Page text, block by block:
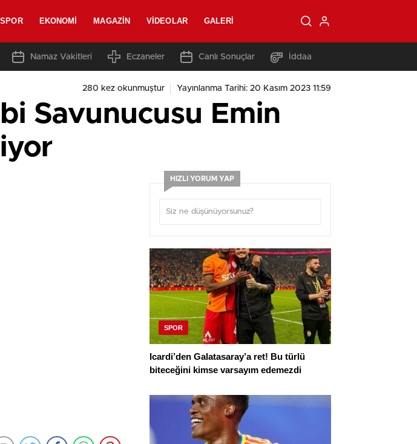
SPOR EKONOMI MAGAZIN VIDEOLAR GALERI
Namaz Vakitleri Eczaneler Canlı Sonuçlar İddaa
280 kez okunmuştur Yayınlanma Tarihi: 20 Kasım 2023 11:59
Savunucusu Emin
HIZLI YORUM YAP
SPOR
Icardi’den Galatasaray’a ret! Bu türlü
biteceğini kimse varsayım edemezdi